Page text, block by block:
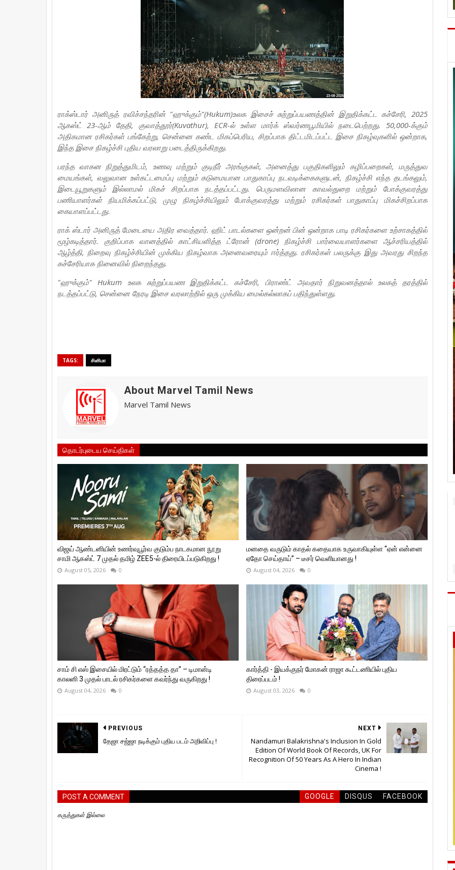
ராக்ஸ்டார் அனிருத் ரவிச்சந்தரின் "ஹுக்கும்"(Hukum)உலக இசைச் சுற்றுப்பயணத்தின் இறுதிக்கட்ட கச்சேரி, 2025
ஆகஸ்ட் 23-ஆம் தேதி, குவாத்தூர்(Kuvathur), ECR-ல் உள்ள மார்க் ஸ்வர்ணபூமியில் நடைபெற்றது. 50,000-க்கும்
அதிகமான ரசிகர்கள் பங்கேற்று, சென்னை கண்ட மிகப்பெரிய, சிறப்பாக திட்டமிடப்பட்ட இசை நிகழ்வுகளில் ஒன்றாக,
இந்த இசை நிகழ்ச்சி புதிய வரலாறு படைத்திருக்கிறது.
பரந்த வாகன நிறுத்துமிடம், உணவு மற்றும் குடிநீர் அரங்குகள், அனைத்து பகுதிகளிலும் கழிப்பறைகள், மருத்துவ
மையங்கள், வலுவான உள்கட்டமைப்பு மற்றும் கடுமையான பாதுகாப்பு நடவடிக்கைகளுடன், நிகழ்ச்சி எந்த தடங்கலும்,
இடையூறுகளும் இல்லாமல் மிகச் சிறப்பாக நடத்தப்பட்டது. பெருமளவிலான காவல்துறை மற்றும் போக்குவரத்து
பணியாளர்கள் நியமிக்கப்பட்டு, முழு நிகழ்ச்சியிலும் போக்குவரத்து மற்றும் ரசிகர்கள் பாதுகாப்பு மிகச்சிறப்பாக
கையாளப்பட்டது.
ராக் ஸ்டார் அனிருத் மேடையை அதிர வைத்தார். ஹிட் பாடல்களை ஒன்றன் பின் ஒன்றாக பாடி ரசிகர்களை உற்சாகத்தில்
மூழ்கடித்தார். குறிப்பாக வானத்தில் காட்சியளித்த ட்ரோன் (drone) நிகழ்ச்சி பார்வையாளர்களை ஆச்சரியத்தில்
ஆழ்த்தி, நிறைவு நிகழ்ச்சியின் முக்கிய நிகழ்வாக அனைவரையும் ஈர்த்தது. ரசிகர்கள் பலருக்கு இது அவரது சிறந்த
கச்சேரியாக நினைவில் நிறைந்தது.
"ஹுக்கும்" Hukum உலக சுற்றுப்பயண இறுதிக்கட்ட கச்சேரி, பிராண்ட் அவதார் நிறுவனத்தால் உலகத் தரத்தில்
நடத்தப்பட்டு, சென்னை நேரடி இசை வரலாற்றில் ஒரு முக்கிய மைல்கல்லாகப் பதிந்துள்ளது.
TAGS: சினிமா
About Marvel Tamil News
Marvel Tamil News
தொடர்புடைய செய்திகள்
விஜய் ஆண்டனியின் உணர்வுபூர்வ குடும்ப நாடகமான நூறு
சாமி ஆகஸ்ட் 7 முதல் தமிழ் ZEE5-ல் திரையிடப்படுகிறது !
August 05, 2026 0
மனதை வருடும் காதல் கதையாக உருவாகியுள்ள “ஏன் என்னை
ஏதோ செய்தாய்” – டீசர் வெளியானது !
August 04, 2026 0
சாம் சி எஸ் இசையில் மிரட்டும் “ரத்தத்த தா” – டிமான்டி
காலனி 3 முதல் பாடல் ரசிகர்களை கவர்ந்து வருகிறது !
August 04, 2026 0
கார்த்தி - இயக்குநர் மோகன் ராஜா கூட்டணியில் புதிய
திரைப்படம் !
August 03, 2026 0
NEXT
Nandamuri Balakrishna's Inclusion In Gold
Edition Of World Book Of Records, UK For
Recognition Of 50 Years As A Hero In Indian
Cinema !
PREVIOUS
தேஜா சஜ்ஜா நடிக்கும் புதிய படம் அறிவிப்பு !
POST A COMMENT GOOGLE DISQUS FACEBOOK
கருத்துகள் இல்லை